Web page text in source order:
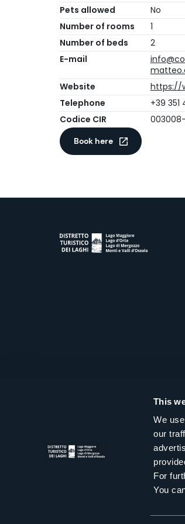
This
We
our
For
You
Pets allowed
No
Number of rooms
1
Number of beds
2
E-mail
Website
https://
Telephone
+39
Codice CIR
Book here
Distretto Turistico dei Laghi Scrl
Sede legale e operativa: Corso Italia
infoturismo@distrettolaghi.ite